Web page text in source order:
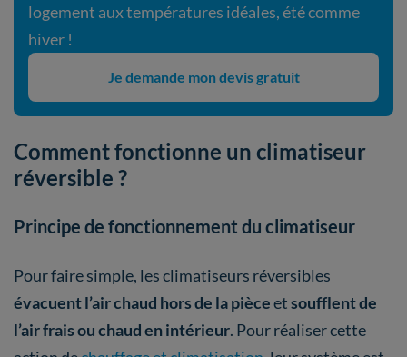
logement aux températures idéales, été comme
hiver !
Je demande mon devis gratuit
Comment fonctionne un climatiseur
réversible ?
Principe de fonctionnement du climatiseur
Pour faire simple, les climatiseurs réversibles
évacuent l’air chaud hors de la pièceetsoufflent de
l’air frais ou chaud en intérieur. Pour réaliser cette